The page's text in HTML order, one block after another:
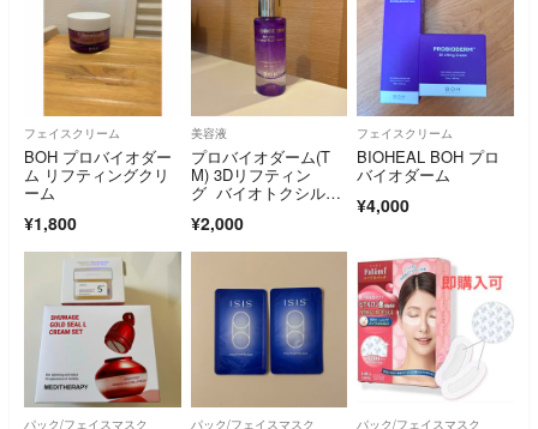
フェイスクリーム
BOH プロバイオダー
ム リフティングクリ
ーム
¥1,800
美容液
プロバイオダーム(T
M) 3Dリフティン
グ バイオトクシルPL
¥2,000
フェイスクリーム
BIOHEAL BOH プロ
バイオダーム
¥4,000
パック/フェイスマスク パック/フェイスマスク パック/フェイスマスク